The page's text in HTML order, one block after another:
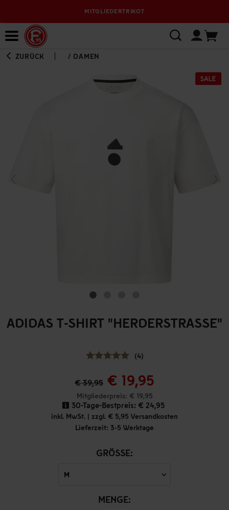
MITGLIEDERTRIKOT
ZURÜCK / DAMEN
ADIDAS T-SHIRT "HERDERSTRASSE"
(4)
€ 39,95 € 19,95
Mitgliederpreis: € 19,95
30-Tage-Bestpreis: € 24,95
inkl. MwSt. | zzgl. € 5,95 Versandkosten
Lieferzeit: 3-5 Werktage
GRÖSSE:
MENGE: